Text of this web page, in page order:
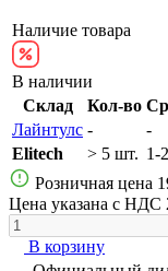
Наличие товара
В наличии
Склад
Кол-во
Лайнтулс -
-
Elitech
> 5 шт. 1-
Розничная цена
Цена указана с НДС
В корзину